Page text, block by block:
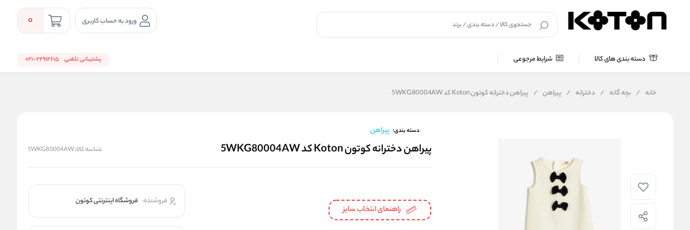
ورود به حساب کاربری 0
دسته بندی های کالا شرایط مرجوعی پشتیبانی تلفنی 22912615-021
خانه / بچه گانه / دخترانه / پیراهن / پیراهن دخترانه کوتون Koton کد 5WKG80004AW
دسته بندی: پیراهن
پیراهن دخترانه کوتون Koton کد 5WKG80004AW شناسه کالا:5WKG80004AW
راهنمای انتخاب سایز
فروشنده: فروشگاه اینترنتی کوتون